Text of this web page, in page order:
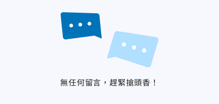
無任何留言，趕緊搶頭香！